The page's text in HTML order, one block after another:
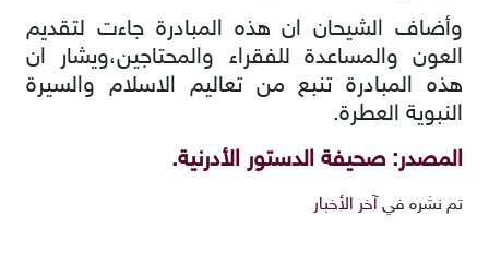
وأضاف الشيحان ان هذه المبادرة جاءت لتقديم
العون والمساعدة للفقراء والمحتاجين،ويشار ان
هذه المبادرة تنبع من تعاليم الاسلام والسيرة
النبوية العطرة.
المصدر: صحيفة الدستور الأدرنية.
تم نشره في آخر الأخبار